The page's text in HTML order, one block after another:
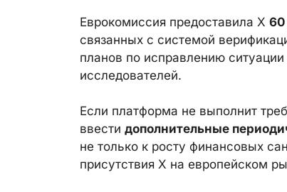
Еврокомиссия предоставила X 60
связанных с системой
планов по исправлению
исследователей.
Если платформа не выполнит
ввести дополнительные
не только к росту финансовых
присутствия X на европейском